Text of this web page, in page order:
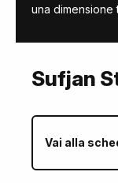
una
Sufjan
Vai alla